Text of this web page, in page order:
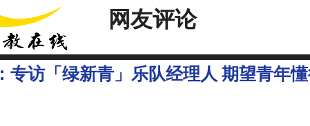
网友评论
专访「绿新青」乐队经理人 期望青年